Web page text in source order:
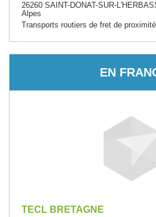
26260 SAINT-DONAT-SUR-
Alpes
Transports routiers de fret de proximité
EN
TECL BRETAGNE